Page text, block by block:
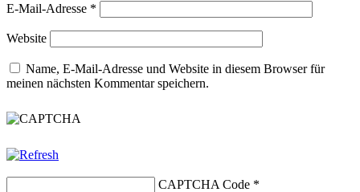
E-Mail-Adresse *
Website
Name, E-Mail-Adresse und Website in diesem Browser für
meinen nächsten Kommentar speichern.
CAPTCHA Code *